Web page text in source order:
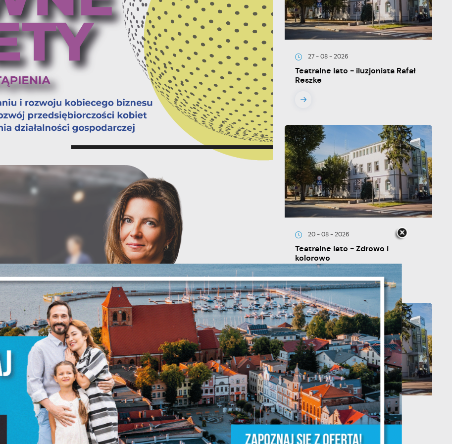
27 - 08 - 2026
Teatralne lato - iluzjonista Rafał
Reszke
20 - 08 - 2026
Teatralne lato - Zdrowo i
kolorowo
13 - 08 - 2026
Teatralne lato - Roszpunka
Ustawienia
Szanujemy Twoją prywatność. Możesz zmienić ustawienia cookies lub zaakceptować je
wszystkie. W dowolnym momencie możesz dokonać zmiany swoich ustawień.
Niezbędne
Niezbędne pliki cookies służą do prawidłowego funkcjonowania strony internetowej i
umożliwiają Ci komfortowe korzystanie z oferowanych przez nas usług.
Pliki cookies odpowiadają na podejmowane przez Ciebie działania w celu m.in.
dostosowania Twoich ustawień preferencji prywatności, logowania czy wypełniania
formularzy. Dzięki plikom cookies strona, z której korzystasz, może działać bez zakłóceń.
Funkcjonalne i personalizacyjne
Tego typu pliki cookies umożliwiają stronie internetowej zapamiętanie wprowadzonych
przez Ciebie ustawień oraz personalizację określonych funkcjonalności czy
prezentowanych treści.
Dzięki tym plikom cookies możemy zapewnić Ci większy komfort korzystania z